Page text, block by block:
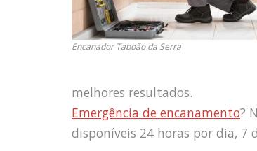
Encanador Taboão da Serra
melhores resultados.
Emergência de encanamento?
disponíveis 24 horas por dia, 7